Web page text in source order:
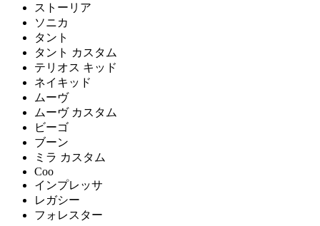
ストーリア
ソニカ
タント
タント カスタム
テリオス キッド
ネイキッド
ムーヴ
ムーヴ カスタム
ビーゴ
ブーン
ミラ カスタム
Coo
インプレッサ
レガシー
フォレスター